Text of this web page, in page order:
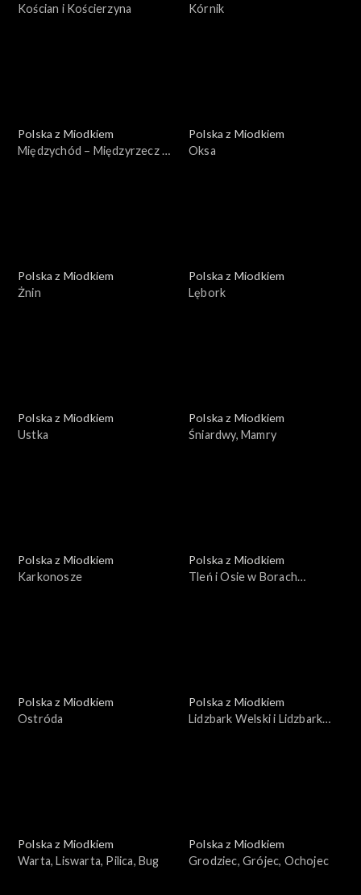
Kościan i Kościerzyna
Kórnik
Polska z Miodkiem
Międzychód – Międzyrzecz –
Polska z Miodkiem
Oksa
Polska z Miodkiem
Żnin
Polska z Miodkiem
Lębork
Polska z Miodkiem
Ustka
Polska z Miodkiem
Śniardwy, Mamry
Polska z Miodkiem
Karkonosze
Polska z Miodkiem
Tleń i Osie w Borach
Polska z Miodkiem
Ostróda
Polska z Miodkiem
Lidzbark Welski i Lidzbark
Polska z Miodkiem
Warta, Liswarta, Pilica, Bug
Polska z Miodkiem
Grodziec, Grójec, Ochojec